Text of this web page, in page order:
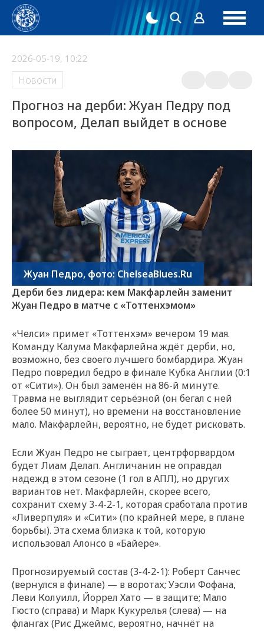
2026-05-19, 10:22
Новости
Прогноз на дерби: Жуан Педру под
вопросом, Делап выйдет в основе
Жуан Педро, фото: ChelseaBlues.Ru
Дерби без лидера: кем Макфарлейн заменит
Жуан Педро в матче с «Тоттенхэмом»
«Челси» примет «Тоттенхэм» вечером 19 мая.
Команду Калума Макфарлейна ждёт дерби, но,
возможно, без своего лучшего бомбардира. Жуан
Педро повредил бедро в финале Кубка Англии (0:1
от «Сити»). Он был заменён на 86-й минуте.
Травма не выглядит серьёзной (он бегал с ней
более 50 минут), но времени на восстановление
мало. Макфарлейн, вероятно, не будет рисковать.
Если Жуан Педро не сыграет, центрфорвардом
будет Лиам Делап. Англичанин не оправдал
надежд в этом сезоне (1 гол в АПЛ), но других
вариантов нет. Макфарлейн, скорее всего,
сохранит схему 3-4-2-1, которая сработала против
«Ливерпуля» и «Сити» (по крайней мере, в плане
борьбы). Эта схема близка к той, которую
использовал Алонсо в «Байере».
Прогнозируемый состав (3-4-2-1): Роберт Санчес
(вернулся в финале) — в воротах; Уэсли Фофана,
Леви Колуилл, Йоррел Хато — в защите; Мало
Гюсто (справа) и Марк Кукурелья (слева) — на
флангах (Рис Джеймс, вероятно, начнёт на